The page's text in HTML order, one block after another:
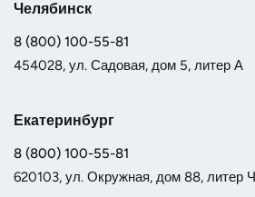
Челябинск
8 (800) 100-55-81
454028, ул. Садовая, дом 5, литер А
Екатеринбург
8 (800) 100-55-81
620103, ул. Окружная, дом 88, литер Ч